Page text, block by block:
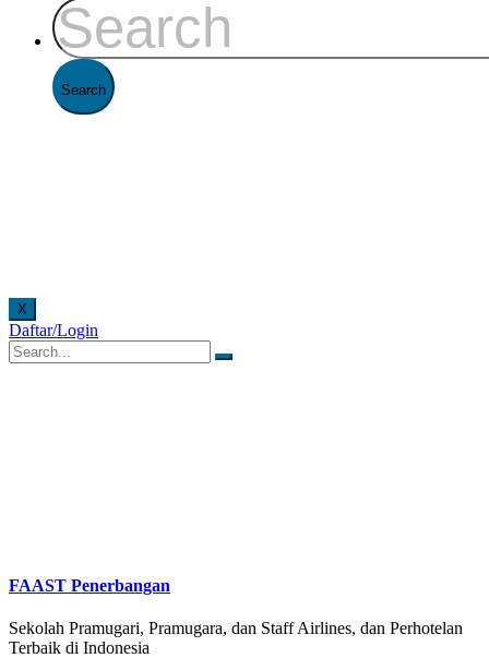
X
Daftar/Login
FAAST Penerbangan
Sekolah Pramugari, Pramugara, dan Staff Airlines, dan Perhotelan
Terbaik di Indonesia